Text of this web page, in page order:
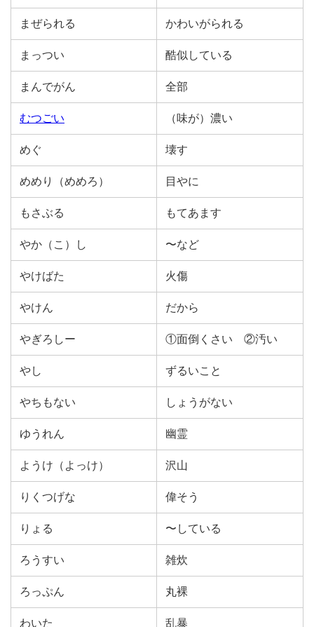
まぜられる かわいがられる
まっつい 酷似している
まんでがん 全部
むつごい （味が）濃い
めぐ 壊す
めめり（めめろ） 目やに
もさぶる もてあます
やか（こ）し 〜など
やけばた 火傷
やけん だから
やぎろしー ①面倒くさい ②汚い
やし ずるいこと
やちもない しょうがない
ゆうれん 幽霊
ようけ（よっけ） 沢山
りくつげな 偉そう
りょる 〜している
ろうすい 雑炊
ろっぷん 丸裸
わいた 乱暴